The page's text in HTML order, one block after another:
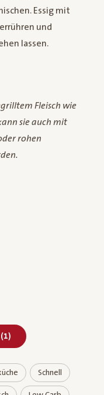
Essig mit
und
lassen.
Fleisch wie
sie auch mit
rohen
Bereits geliked
(1)
Schnell